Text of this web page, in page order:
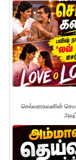
செல்வராகவனின் செம